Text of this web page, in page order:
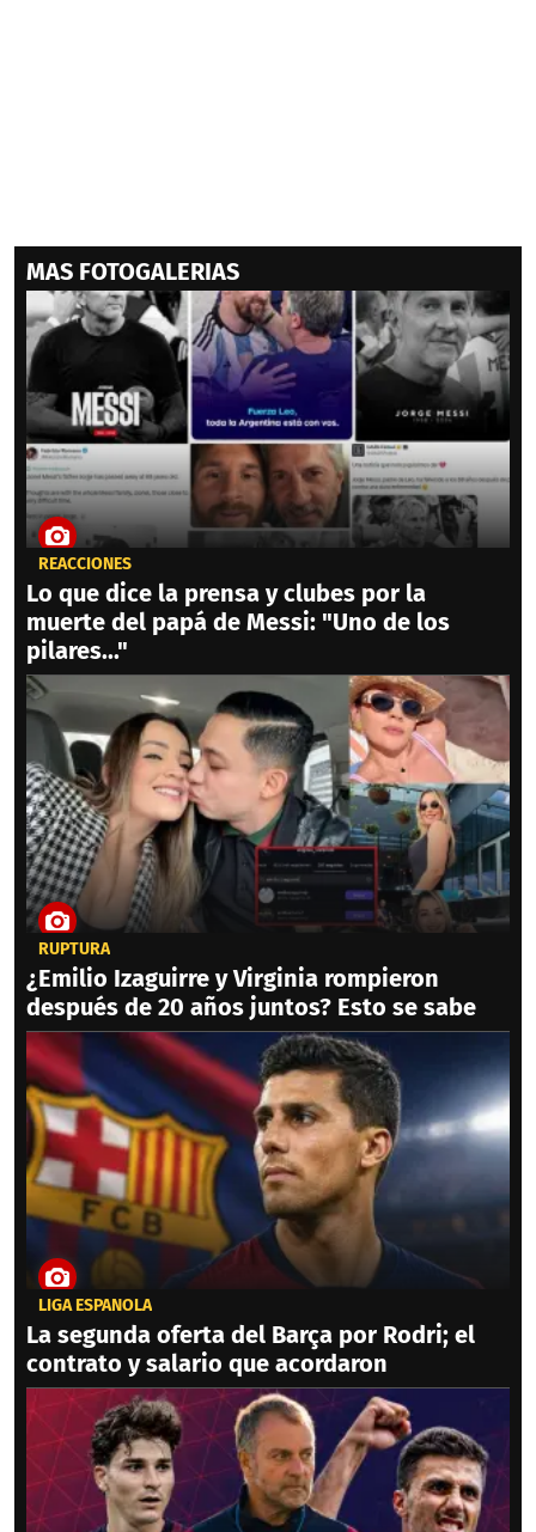
MAS FOTOGALERIAS
REACCIONES
Lo que dice la prensa y clubes por la
muerte del papá de Messi: "Uno de los
pilares..."
RUPTURA
¿Emilio Izaguirre y Virginia rompieron
después de 20 años juntos? Esto se sabe
LIGA ESPAÑOLA
La segunda oferta del Barça por Rodri; el
contrato y salario que acordaron